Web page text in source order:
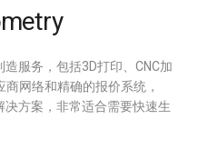
服务，包括3D打印、CNC加
网络和精确的报价系统，
方案，非常适合需要快速生